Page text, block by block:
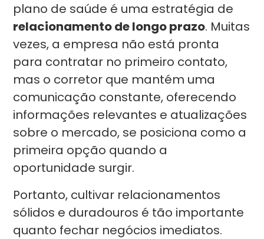
plano de saúde é uma estratégia de
relacionamento de longo prazo. Muitas
vezes, a empresa não está pronta
para contratar no primeiro contato,
mas o corretor que mantém uma
comunicação constante, oferecendo
informações relevantes e atualizações
sobre o mercado, se posiciona como a
primeira opção quando a
oportunidade surgir.
Portanto, cultivar relacionamentos
sólidos e duradouros é tão importante
quanto fechar negócios imediatos.